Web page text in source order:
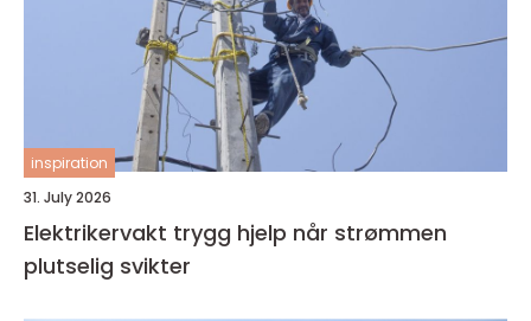
inspiration
31. July 2026
Elektrikervakt trygg hjelp når strømmen
plutselig svikter